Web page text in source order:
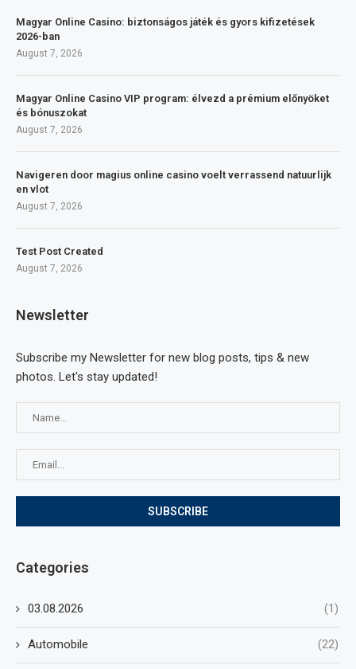
Magyar Online Casino: biztonságos játék és gyors kifizetések
2026-ban
August 7, 2026
Magyar Online Casino VIP program: élvezd a prémium előnyöket
és bónuszokat
August 7, 2026
Navigeren door magius online casino voelt verrassend natuurlijk
en vlot
August 7, 2026
Test Post Created
August 7, 2026
Newsletter
Subscribe my Newsletter for new blog posts, tips & new
photos. Let's stay updated!
Categories
03.08.2026 (1)
Automobile (22)